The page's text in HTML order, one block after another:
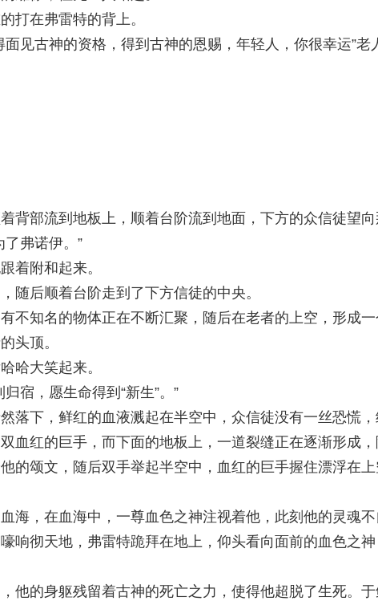
打在弗雷特的背上。
见古神的资格，得到古神的恩赐，年轻人，你很幸运”
背部流到地板上，顺着台阶流到地面，下方的众信徒望
弗诺伊。”
着附和起来。
随后顺着台阶走到了下方信徒的中央。
不知名的物体正在不断汇聚，随后在老者的上空，形成
头顶。
哈大笑起来。
宿，愿生命得到“新生”。”
落下，鲜红的血液溅起在半空中，众信徒没有一丝恐慌
血红的巨手，而下面的地板上，一道裂缝正在逐渐形成
的颂文，随后双手举起半空中，血红的巨手握住漂浮在
海，在血海中，一尊血色之神注视着他，此刻他的灵魂
响彻天地，弗雷特跪拜在地上，仰头看向面前的血色之
他的身躯残留着古神的死亡之力，使得他超脱了生死。